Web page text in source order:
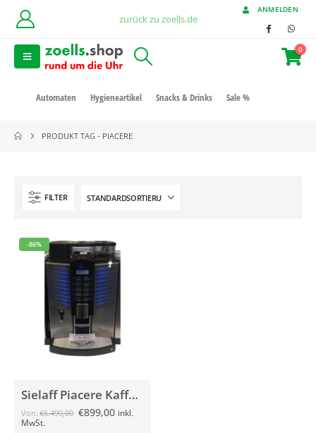
zurück zu zoells.de
ANMELDEN
0
Automaten Hygieneartikel Snacks & Drinks Sale %
PRODUKT TAG - PIACERE
FILTER
-86%
Sielaff Piacere Kaffeemaschine gebraucht
Von: €6.490,00 €899,00 inkl.
MwSt.